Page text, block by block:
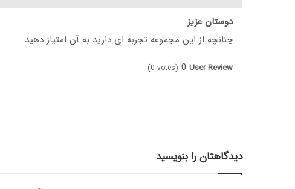
دوستان عزیز
چنانچه از این مجموعه تجربه ای دارید به آن امتیاز دهید
User Review
0
(0 votes)
دیدگاهتان را بنویسید